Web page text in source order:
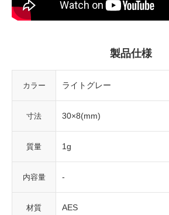
製品仕様
カラー ライトグレー
寸法 30×8(mm)
質量 1g
内容量 -
材質 AES